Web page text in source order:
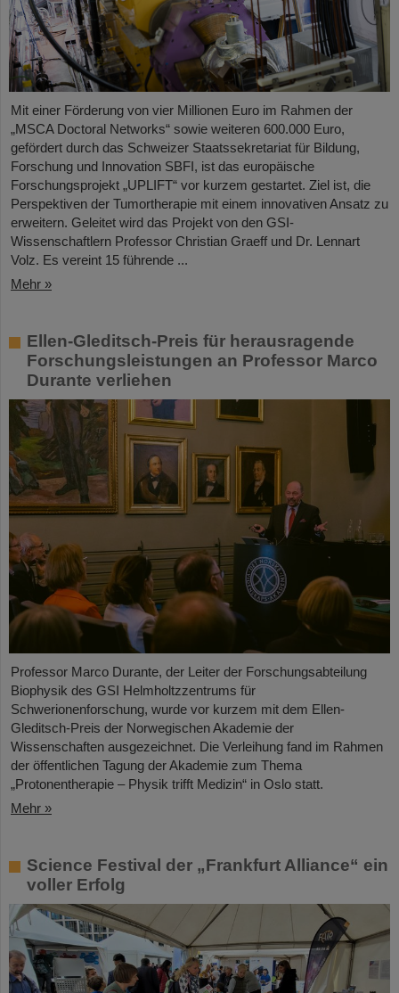
Mit einer Förderung von vier Millionen Euro im Rahmen der
„MSCA Doctoral Networks“ sowie weiteren 600.000 Euro,
gefördert durch das Schweizer Staatssekretariat für Bildung,
Forschung und Innovation SBFI, ist das europäische
Forschungsprojekt „UPLIFT“ vor kurzem gestartet. Ziel ist, die
Perspektiven der Tumortherapie mit einem innovativen Ansatz zu
erweitern. Geleitet wird das Projekt von den GSI-
Wissenschaftlern Professor Christian Graeff und Dr. Lennart
Volz. Es vereint 15 führende ...
Mehr »
Ellen-Gleditsch-Preis für herausragende
Forschungsleistungen an Professor Marco
Durante verliehen
Professor Marco Durante, der Leiter der Forschungsabteilung
Biophysik des GSI Helmholtzzentrums für
Schwerionenforschung, wurde vor kurzem mit dem Ellen-
Gleditsch-Preis der Norwegischen Akademie der
Wissenschaften ausgezeichnet. Die Verleihung fand im Rahmen
der öffentlichen Tagung der Akademie zum Thema
„Protonentherapie – Physik trifft Medizin“ in Oslo statt.
Mehr »
Science Festival der „Frankfurt Alliance“ ein
voller Erfolg